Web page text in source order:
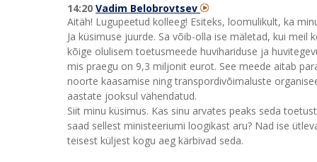
14:20 Vadim Belobrovtsev
Aitäh! Lugupeetud kolleeg! Esiteks, loomulikult, ka
Ja küsimuse juurde. Sa võib-olla ise mäletad, kui
kõige olulisem toetusmeede huvihariduse ja
mis praegu on 9,3 miljonit eurot. See meede aitab
noorte kaasamise ning transpordivõimaluste
aastate jooksul vähendatud.
Siit minu küsimus. Kas sinu arvates peaks seda
saad sellest ministeeriumi loogikast aru? Nad ise
teisest küljest kogu aeg kärbivad seda.